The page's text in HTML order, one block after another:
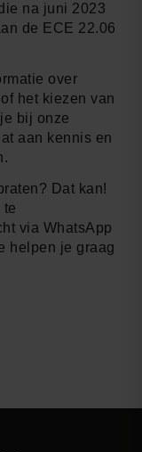
na juni 2023
de ECE 22.06
over
het kiezen van
bij onze
aan kennis en
Dat kan!
te
via WhatsApp
helpen je graag